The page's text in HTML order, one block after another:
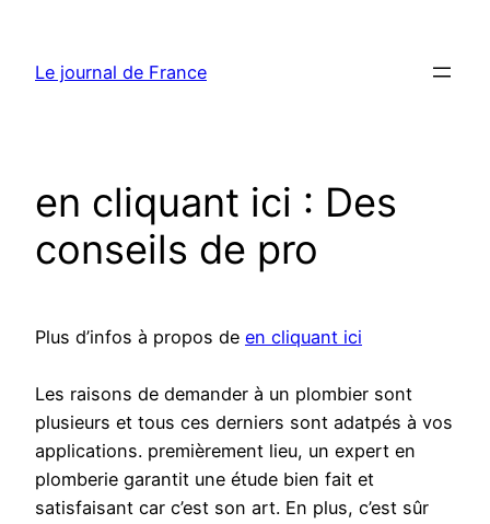
contenu
Le journal de France
en cliquant ici : Des
conseils de pro
Plus d’infos à propos de en cliquant ici
Les raisons de demander à un plombier sont
plusieurs et tous ces derniers sont adatpés à vos
applications. premièrement lieu, un expert en
plomberie garantit une étude bien fait et
satisfaisant car c’est son art. En plus, c’est sûr